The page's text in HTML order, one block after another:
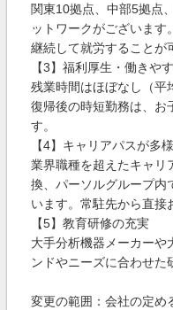
関東10拠点、中部5拠点
ットワークがございます
継続して就労することが
【3】福利厚生・働きや
残業時間はほぼなし（平
復帰後の時短勤務は、お
す。
【4】キャリアパスが多様
業界職種を超えたキャリ
換、パーソルグループ内
います。常駐先から直接
【5】教育研修の充実
大手分析機器メーカーや
ンドやニーズに合わせた
変更の範囲：会社の定め